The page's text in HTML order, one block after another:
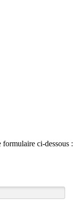
formulaire ci-dessous :